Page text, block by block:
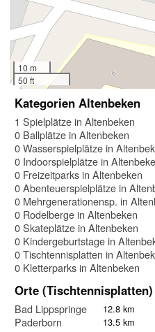
10 m
50 ft
Kategorien Altenbeken
1 Spielplätze in Altenbeken
0 Ballplätze in Altenbeken
0 Wasserspielplätze in
0 Indoorspielplätze in
0 Freizeitparks in Altenbeken
0 Abenteuerspielplätze in
0 Mehrgenerationensp. in
0 Rodelberge in Altenbeken
0 Skateplätze in Altenbeken
0 Kindergeburtstage in
0 Tischtennisplatten in
0 Kletterparks in Altenbeken
Orte
Bad Lippspringe 12.8 km
Paderborn 13.5 km